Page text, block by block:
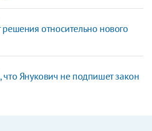
относительно нового
что Янукович не подпишет закон